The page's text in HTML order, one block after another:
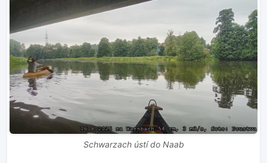
Schwarzach ústí do Naab